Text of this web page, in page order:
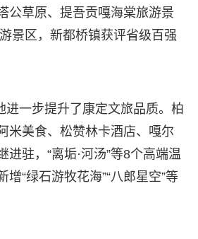
公草原、提吾贡嘎海棠旅游景
景区，新都桥镇获评省级百强
进一步提升了康定文旅品质。柏
米美食、松赞林卡酒店、嘎尔
进驻，“离垢·河汤”等8个高端温
增“绿石游牧花海”“八郎星空”等